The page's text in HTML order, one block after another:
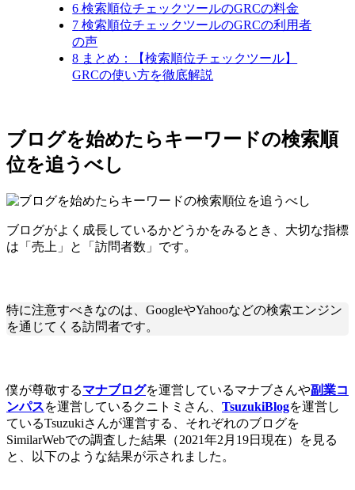
6 検索順位チェックツールのGRCの料金
7 検索順位チェックツールのGRCの利用者
の声
8 まとめ：【検索順位チェックツール】
GRCの使い方を徹底解説
ブログを始めたらキーワードの検索順
位を追うべし
ブログがよく成長しているかどうかをみるとき、大切な指標
は「売上」と「訪問者数」です。
特に注意すべきなのは、GoogleやYahooなどの検索エンジン
を通じてくる訪問者です。
僕が尊敬するマナブログを運営しているマナブさんや副業コ
ンパスを運営しているクニトミさん、 TsuzukiBlogを運営し
ているTsuzukiさんが運営する、それぞれのブログを
SimilarWebでの調査した結果（2021年2月19日現在）を見る
と、以下のような結果が示されました。